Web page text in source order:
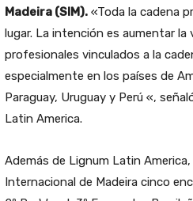
Madeira (SIM).«Toda la cadena
lugar. La intención es aumentar la
profesionales vinculados a la
especialmente en los países de
Paraguay, Uruguay y Perú «,
Latin America.
Además de Lignum Latin
Internacional de Madeira cinco